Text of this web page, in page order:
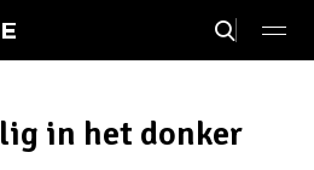
in het donker